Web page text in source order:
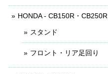
HONDA - CB150R・CB250R
スタンド
フロント・リア足回り